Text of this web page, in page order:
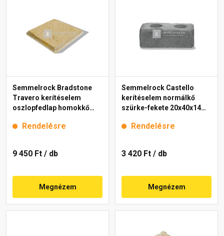
Semmelrock Bradstone
Travero kerítéselem
oszlopfedlap homokkő
Rendelésre
9 450 Ft / db
Megnézem
Semmelrock Castello
kerítéselem normálkő
szürke-fekete 20x40x14
Rendelésre
3 420 Ft / db
Megnézem